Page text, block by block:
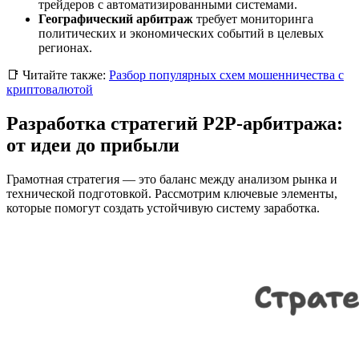
трейдеров с автоматизированными системами.
Географический арбитраж требует мониторинга
политических и экономических событий в целевых
регионах.
📑 Читайте также: Разбор популярных схем мошенничества с
криптовалютой
Разработка стратегий P2P-арбитража:
от идеи до прибыли
Грамотная стратегия — это баланс между анализом рынка и
технической подготовкой. Рассмотрим ключевые элементы,
которые помогут создать устойчивую систему заработка.